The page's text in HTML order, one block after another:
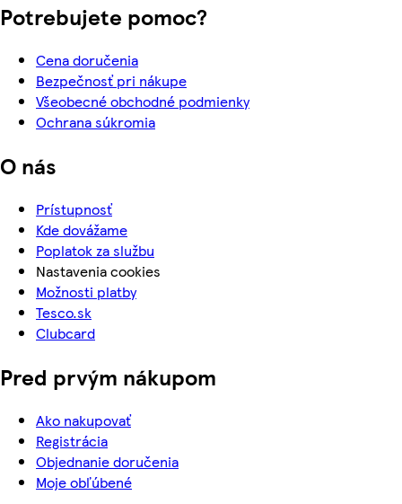
Potrebujete pomoc?
Cena doručenia
Bezpečnosť pri nákupe
Všeobecné obchodné podmienky
Ochrana súkromia
O nás
Prístupnosť
Kde dovážame
Poplatok za službu
Nastavenia cookies
Možnosti platby
Tesco.sk
Clubcard
Pred prvým nákupom
Ako nakupovať
Registrácia
Objednanie doručenia
Moje obľúbené